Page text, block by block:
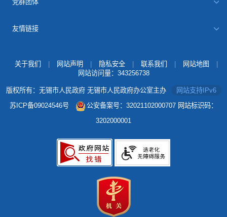
党群团体
友情链接
关于我们 网站声明 隐私安全 联系我们 网站地图
网站访问量： 343256738
版权所有：无锡市人民政府 无锡市人民政府办公室主办
网站支持IPv6
苏ICP备09024546号
公安备案号：32021102000707 网站标识码：
3202000001